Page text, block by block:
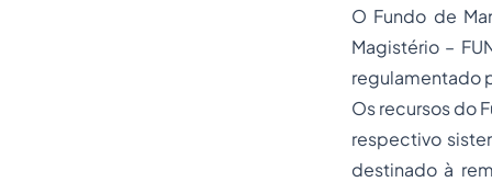
O Fundo de
Magistério –
regulamentado
Os recursos do
respectivo
destinado à